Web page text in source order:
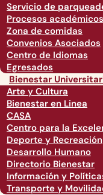
Servicio de
Procesos
Zona de comidas
Convenios Asociados
Centro de Idiomas
Egresados
Bienestar
Arte y Cultura
Bienestar en Linea
CASA
Centro para la
Deporte y Recreación
Desarrollo Humano
Directorio Bienestar
Información y
Transporte y